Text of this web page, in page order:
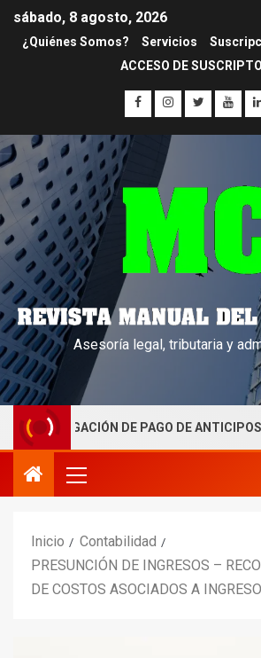
sábado, 8 agosto, 2026
¿Quiénes Somos? Servicios
ACCESO DE
Asesoría legal, tributaria y
DE PAGO DE ANTICIPOS
Inicio
Contabilidad
PRESUNCIÓN DE INGRESOS –
DE COSTOS ASOCIADOS A